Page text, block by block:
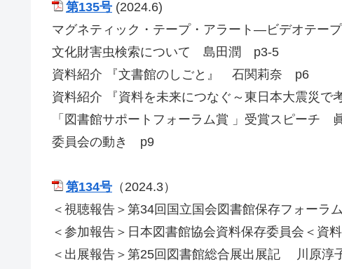
第135号 (2024.6)
マグネティック・テープ・アラート―ビデオテ
文化財害虫検索について 島田潤 p3-5
資料紹介 『文書館のしごと』 石関莉奈 p6
資料紹介 『資料を未来につなぐ～東日本大震災
「図書館サポートフォーラム賞 」受賞スピーチ
委員会の動き p9
第134号 （2024.3）
＜視聴報告＞第34回国立国会図書館保存フォー
＜参加報告＞日本図書館協会資料保存委員会＜
＜出展報告＞第25回図書館総合展出展記 川原